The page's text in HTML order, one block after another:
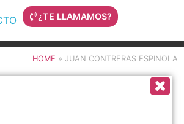
¿TE LLAMAMOS?
HOME » JUAN CONTRERAS ESPINOLA